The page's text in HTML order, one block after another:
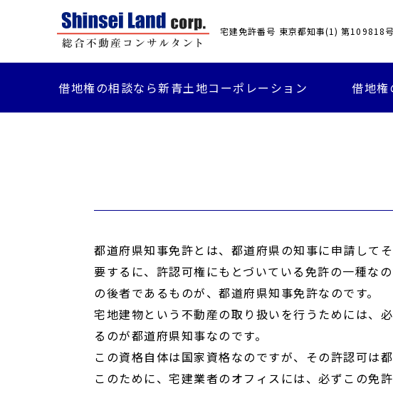
宅建免許番号 東京都知事(1) 第109818号
借地権の相談なら新青土地コーポレーション 借地権
都道府県知事免許とは、都道府県の知事に申請して
要するに、許認可権にもとづいている免許の一種な
の後者であるものが、都道府県知事免許なのです。
宅地建物という不動産の取り扱いを行うためには、
るのが都道府県知事なのです。
この資格自体は国家資格なのですが、その許認可は
このために、宅建業者のオフィスには、必ずこの免